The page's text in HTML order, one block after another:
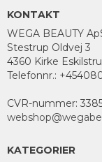
Microcrystalline
Red No.27 Al
15850).
KONTAKT
WEGA BEAUTY
Stestrup Oldvej 3
4360 Kirke
Telefonnr.:
CVR-nummer:
KATEGORIER